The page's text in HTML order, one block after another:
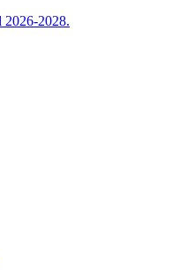
2026-2028.